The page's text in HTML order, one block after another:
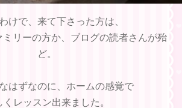
けで、来て下さった方は、
リーの方か、ブログの読者さんが殆
ど。
はずなのに、ホームの感覚で
くレッスン出来ました。